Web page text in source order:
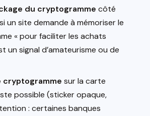
du cryptogramme côté
un site demande à mémoriser le
« pour faciliter les achats
un signal d’amateurisme ou de
cryptogramme sur la carte
possible (sticker opaque,
: certaines banques